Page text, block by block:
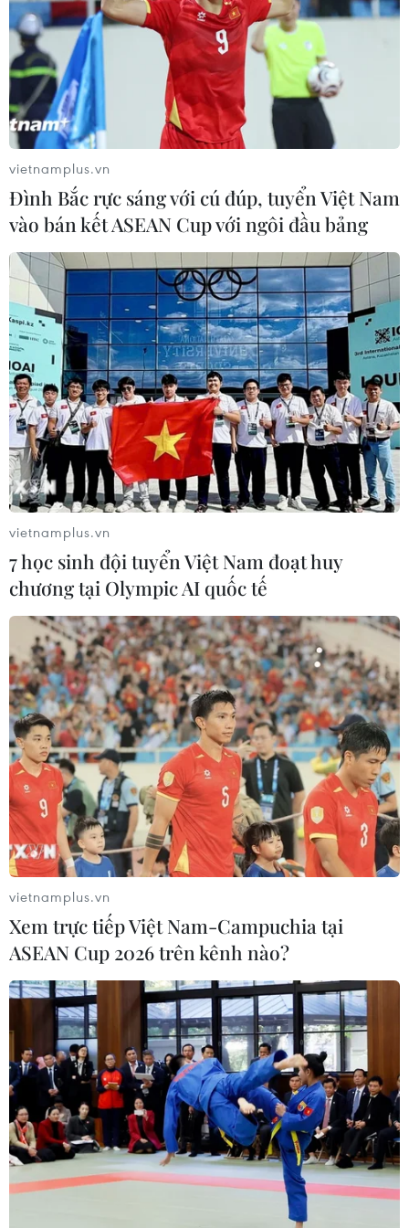
(TTXVN/Vietnam+)
#dịch COVID-19
#Tổ công tác đặc biệt của Chính phủ
#Thượng tướng Võ Minh Lương
#liều vaccine
#tầm soát xét nghiệm cộng đồng
#bệnh viện dã chiến
#Tiền Giang
Đồng Tháp Tiền Giang
Theo dõi VietnamPlus
TIN LIÊN QUAN
Tiền Giang tiếp tục chiến dịch xét nghiệm
tầm soát COVID-19 diện rộng
03/09/2021 03:30
Tranh thủ thời gian giãn cách xã hội đến ngày 15/9, tỉnh
Tiền Giang đẩy mạnh chiến dịch xét nghiệm tầm soát
diện rộng nhằm tách F0 khỏi cộng đồng, đưa tỉnh sớm
vietnamplus.vn
Đình Bắc rực sáng với cú đúp, tuyển Việt Nam
vào bán kết ASEAN Cup với ngôi đầu bảng
vietnamplus.vn
7 học sinh đội tuyển Việt Nam đoạt huy
chương tại Olympic AI quốc tế
vietnamplus.vn
Xem trực tiếp Việt Nam-Campuchia tại
ASEAN Cup 2026 trên kênh nào?